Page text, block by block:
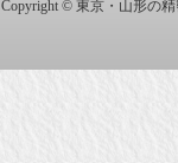
Copyright © 東京・山形の